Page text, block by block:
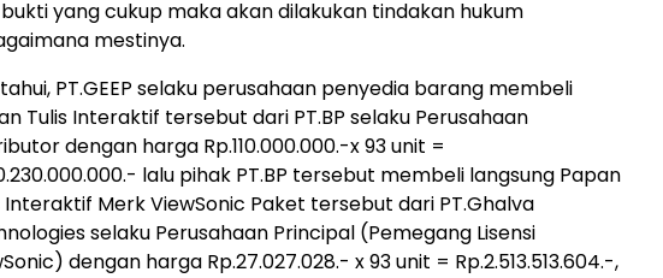
yang cukup maka akan dilakukan tindakan hukum
mestinya.
PT.GEEP selaku perusahaan penyedia barang membeli
Tulis Interaktif tersebut dari PT.BP selaku Perusahaan
dengan harga Rp.110.000.000.-x 93 unit =
lalu pihak PT.BP tersebut membeli langsung Papan
Interaktif Merk ViewSonic Paket tersebut dari PT.Ghalva
selaku Perusahaan Principal (Pemegang Lisensi
dengan harga Rp.27.027.028.- x 93 unit = Rp.2.513.513.604.-,